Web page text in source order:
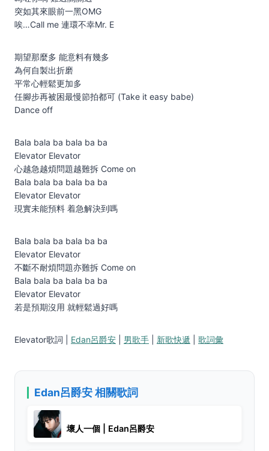
突如其來眼前一黑OMG
唉…Call me 連環不幸Mr. E
期望那麼多 能意料有幾多
為何自製出折磨
平常心輕鬆更加多
任腳步再被困最慢節拍都可 (Take it easy babe)
Dance off
Bala bala ba bala ba ba
Elevator Elevator
心越急越煩問題越難拆 Come on
Bala bala ba bala ba ba
Elevator Elevator
現實未能預料 着急解決到嗎
Bala bala ba bala ba ba
Elevator Elevator
不斷不耐煩問題亦難拆 Come on
Bala bala ba bala ba ba
Elevator Elevator
若是預期沒用 就輕鬆過好嗎
Elevator歌詞 | Edan呂爵安 男歌手 新歌快遞 歌詞彙
Edan呂爵安 相關歌詞
壞人一個 | Edan呂爵安